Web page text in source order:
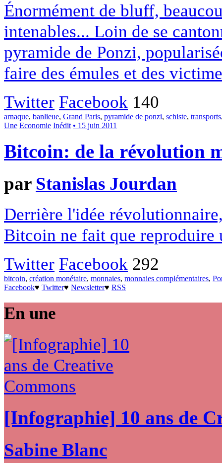
Énormément de bluff,
intenables... Loin de se
pyramide de Ponzi,
faire des émules et des
Twitter Facebook 140
arnaque, banlieue, Grand Paris, pyramide de ponzi, schiste, transports
Une Economie Inédit • 15 juin 2011
Bitcoin: de la révolution
par Stanislas Jourdan
Derrière l'idée
Bitcoin ne fait que reproduire
Twitter Facebook 292
bitcoin, création monétaire, monnaies, monnaies complémentaires,
Facebook♥ Twitter♥ Newsletter♥ RSS
En une
[Infographie] 10 ans de
Sabine Blanc